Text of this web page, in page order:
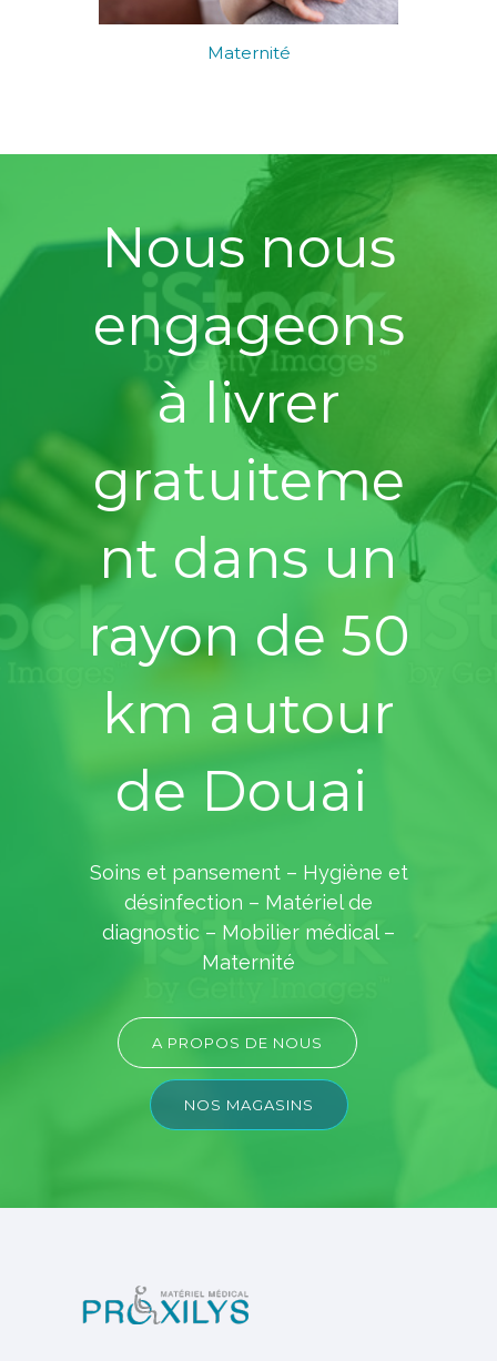
Maternité
Nous nous
engageons
à livrer
gratuiteme
nt dans un
rayon de 50
km autour
de Douai
Soins et pansement – Hygiène et
désinfection – Matériel de
diagnostic – Mobilier médical –
Maternité
A PROPOS DE NOUS
NOS MAGASINS